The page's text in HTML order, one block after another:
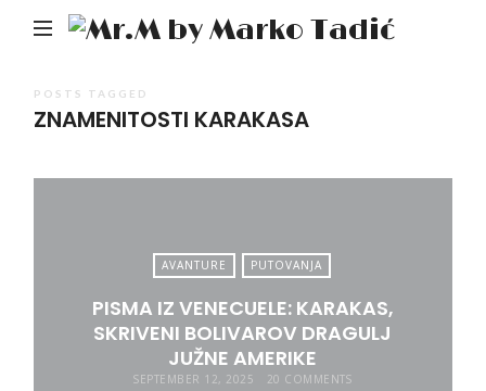
Mr.M
POSTS TAGGED
ZNAMENITOSTI KARAKASA
AVANTURE PUTOVANJA
PISMA IZ VENECUELE: KARAKAS,
SKRIVENI BOLIVAROV DRAGULJ
JUŽNE AMERIKE
SEPTEMBER 12, 2025 20 COMMENTS